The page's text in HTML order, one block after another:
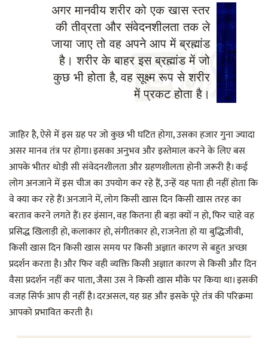
अगर मानवीय शरीर को एक खास स्तर
की तीव्रता और संवेदनशीलता तक ले
जाया जाए तो वह अपने आप में ब्रह्मांड
है। शरीर के बाहर इस ब्रह्मांड में जो
कुछ भी होता है, वह सूक्ष्म रूप से शरीर
में प्रकट होता है।
जाहिर है, ऐसे में इस ग्रह पर जो कुछ भी घटित होगा, उसका हजार गुना ज्यादा
असर मानव तंत्र पर होगा। इसका अनुभव और इस्तेमाल करने के लिए बस
आपके भीतर थोड़ी सी संवेदनशीलता और ग्रहणशीलता होनी जरूरी है। कई
लोग अनजाने में इस चीज का उपयोग कर रहे हैं, उन्हें यह पता ही नहीं होता कि
वे क्या कर रहे हैं। अनजाने में, लोग किसी खास दिन किसी खास तरह का
बरताव करने लगते हैं। हर इंसान, वह कितना ही बड़ा क्यों न हो, फिर चाहे वह
प्रसिद्ध खिलाड़ी हो, कलाकार हो, संगीतकार हो, राजनेता हो या बुद्धिजीवी,
किसी खास दिन किसी खास समय पर किसी अज्ञात कारण से बहुत अच्छा
प्रदर्शन करता है। और फिर वही व्यक्ति किसी अज्ञात कारण से किसी और दिन
वैसा प्रदर्शन नहीं कर पाता, जैसा उस ने किसी खास मौके पर किया था। इसकी
वजह सिर्फ आप ही नहीं है। दरअसल, यह ग्रह और इसके पूरे तंत्र की परिक्रमा
आपको प्रभावित करती है।